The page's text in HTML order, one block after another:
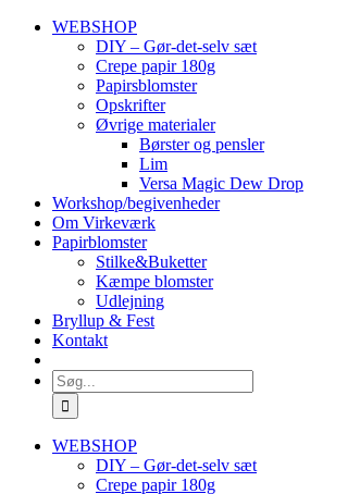
Skip
WEBSHOP
DIY – Gør-det-selv sæt
Crepe papir 180g
Papirsblomster
Opskrifter
Øvrige materialer
Børster og pensler
Lim
Versa Magic Dew Drop
Workshop/begivenheder
Om Virkeværk
Papirblomster
Stilke&Buketter
Kæmpe blomster
Udlejning
Bryllup & Fest
Kontakt
Søg
efter:
WEBSHOP
DIY – Gør-det-selv sæt
Crepe papir 180g